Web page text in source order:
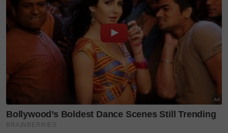
bermanfaat
Jangan lupa follow kami
Twitter,Instagram, YouTube&Tiktok SinarPlus
Join grup Telegram kamiDI SINIuntuk cerita-cerita
yang ohsem dan menghiburkan
Meskipun tidak mampu berjalan waima berlari
seperti kanak-kanak lain, namun Ros Asroini